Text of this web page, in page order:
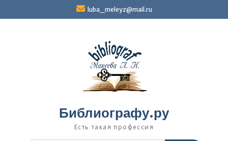
luba_meleyz@mail.ru
Библиографу.ру
Есть такая профессия